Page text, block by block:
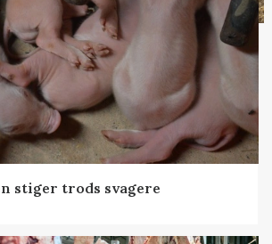
stiger trods svagere